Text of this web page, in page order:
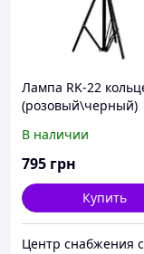
Лампа RK-22
(розовый\черный)
В наличии
795 грн
Купить